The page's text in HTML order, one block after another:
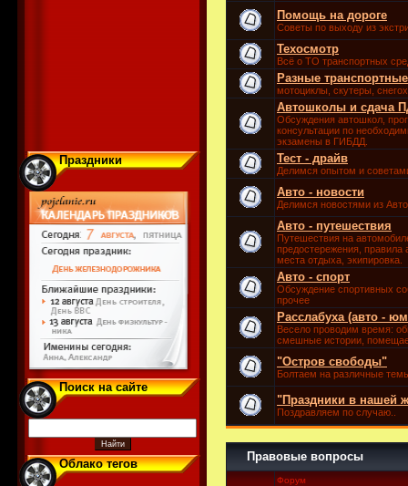
Праздники
Поиск на сайте
Облако тегов
Помощь на дороге
Советы по выходу из
Техосмотр
Всё о ТО транспортных
Разные
мотоциклы, скутеры,
Автошколы и сдача
Обсуждения автошкол,
консультации по
экзамены в ГИБДД.
Тест - драйв
Делимся опытом и
Авто - новости
Делимся новостями из
Авто - путешествия
Путешествия на
предостережения,
места отдыха, экипировка.
Авто - спорт
Обсуждение спортивных
прочее
Расслабуха (авто -
Весело проводим время:
смешные истории,
"Остров свободы"
Болтаем на различные
"Праздники в нашей
Поздравляем по случаю..
Правовые вопросы
Форум